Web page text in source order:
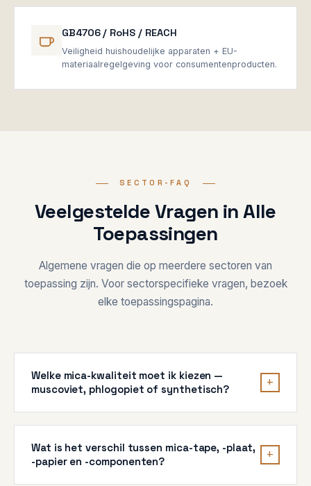
GB4706 / RoHS / REACH
Veiligheid huishoudelijke apparaten + EU-
materiaalregelgeving voor consumentenproducten.
SECTOR-FAQ
Veelgestelde Vragen in Alle
Toepassingen
Algemene vragen die op meerdere sectoren van
toepassing zijn. Voor sectorspecifieke vragen, bezoek
elke toepassingspagina.
Welke mica-kwaliteit moet ik kiezen —
muscoviet, phlogopiet of synthetisch?
+
500-600°C — ideaal voor EV-motoren,
consumentenapparaten, precisie-elektronica.
Wat is het verschil tussen mica-tape, -plaat,
-papier en -componenten?
+